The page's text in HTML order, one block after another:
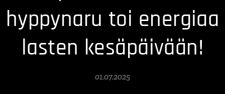
hyppynaru toi energiaa
lasten kesäpäivään!
01.07.2025